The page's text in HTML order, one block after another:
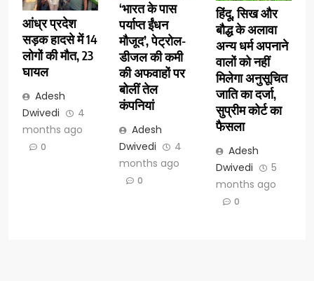
आंध्र प्रदेश
सड़क हादसे में 14
लोगों की मौत, 23
घायल
Adesh
Dwivedi
4
months ago
0
‘भारत के पास
पर्याप्त ईंधन
मौजूद’, पेट्रोल-
डीजल की कमी
की अफवाहों पर
बोलीं तेल
कंपनियां
Adesh
Dwivedi
4
months ago
0
हिंदू, सिख और
बौद्ध के अलावा
अन्य धर्म अपनाने
वालों को नहीं
मिलेगा अनुसूचित
जाति का दर्जा,
सुप्रीम कोर्ट का
फैसला
Adesh
Dwivedi
5
months ago
0